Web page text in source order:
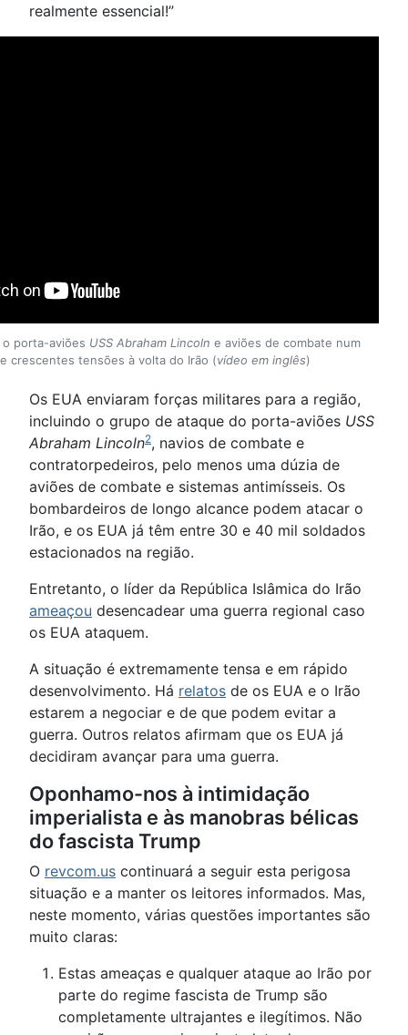
realmente essencial!”
o porta-aviões USS Abraham Lincoln e aviões de combate num
crescentes tensões à volta do Irão (vídeo em inglês)
Os EUA enviaram forças militares para a região,
incluindo o grupo de ataque do porta-aviões USS
Abraham Lincoln2, navios de combate e
contratorpedeiros, pelo menos uma dúzia de
aviões de combate e sistemas antimísseis. Os
bombardeiros de longo alcance podem atacar o
Irão, e os EUA já têm entre 30 e 40 mil soldados
estacionados na região.
Entretanto, o líder da República Islâmica do Irão
ameaçou desencadear uma guerra regional caso
os EUA ataquem.
A situação é extremamente tensa e em rápido
desenvolvimento. Há relatos de os EUA e o Irão
estarem a negociar e de que podem evitar a
guerra. Outros relatos afirmam que os EUA já
decidiram avançar para uma guerra.
Oponhamo-nos à intimidação
imperialista e às manobras bélicas
do fascista Trump
O revcom.us continuará a seguir esta perigosa
situação e a manter os leitores informados. Mas,
neste momento, várias questões importantes são
muito claras:
Estas ameaças e qualquer ataque ao Irão por
parte do regime fascista de Trump são
completamente ultrajantes e ilegítimos. Não